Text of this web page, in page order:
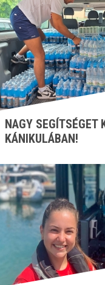
NAGY SEGÍTSÉGET
KÁNIKULÁBAN!